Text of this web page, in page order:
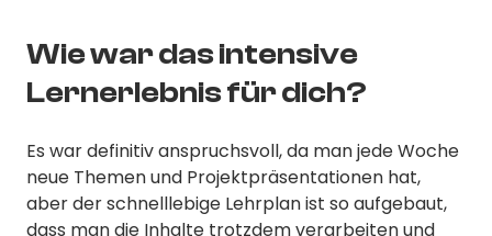
Wie war das intensive
Lernerlebnis für dich?
Es war definitiv anspruchsvoll, da man jede Woche
neue Themen und Projektpräsentationen hat,
aber der schnelllebige Lehrplan ist so aufgebaut,
dass man die Inhalte trotzdem verarbeiten und